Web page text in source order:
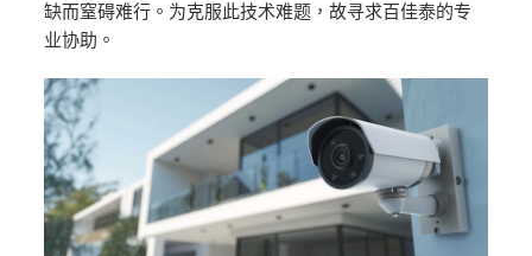
缺而窒碍难行。为克服此技术难题，故寻求百佳泰的专
业协助。